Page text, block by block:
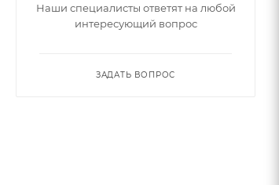
Наши специалисты ответят на любой
интересующий вопрос
ЗАДАТЬ ВОПРОС